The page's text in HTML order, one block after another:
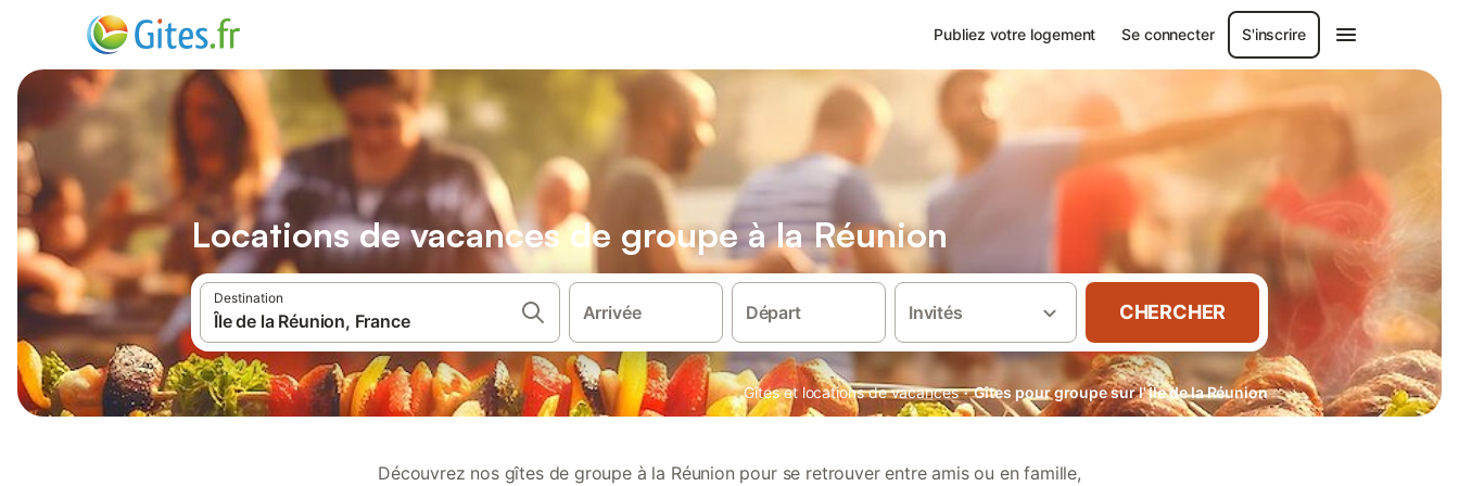
Publiez votre logement Se connecter S'inscrire
Locations de vacances de groupe à la Réunion
Destination
Arrivée Départ Invités CHERCHER
Gîtes et locations de vacances · Gîtes pour groupe sur l' Île de la Réunion
Découvrez nos gîtes de groupe à la Réunion pour se retrouver entre amis ou en famille,